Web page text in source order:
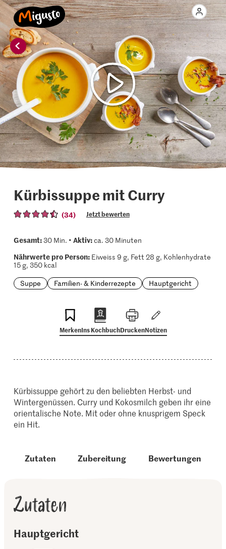
Kürbissuppe mit Curry
(34) Jetzt bewerten
Gesamt:30 Min. • Aktiv:ca. 30 Minuten
Nährwerte pro Person:Eiweiss 9 g, Fett 28 g, Kohlenhydrate
15 g, 350 kcal
Suppe
Familien- & Kinderrezepte Hauptgericht
MerkenIns KochbuchDruckenNotizen
Kürbissuppe gehört zu den beliebten Herbst- und
Wintergenüssen. Curry und Kokosmilch geben ihr eine
orientalische Note. Mit oder ohne knusprigem Speck
ein Hit.
Zutaten Zubereitung Bewertungen
Zutaten
Hauptgericht